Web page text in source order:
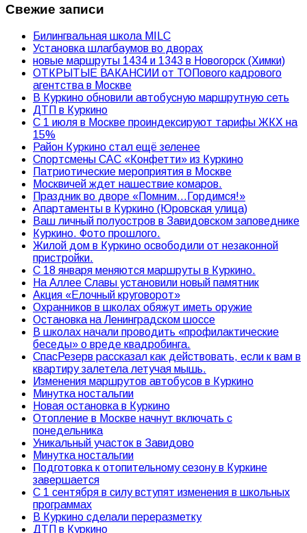
Свежие записи
Билингвальная школа MILC
Установка шлагбаумов во дворах
новые маршруты 1434 и 1343 в Новогорск (Химки)
ОТКРЫТЫЕ ВАКАНСИИ от ТОПового кадрового
агентства в Москве
В Куркино обновили автобусную маршрутную сеть
ДТП в Куркино
С 1 июля в Москве проиндексируют тарифы ЖКХ на
15%
Район Куркино стал ещё зеленее
Спортсмены САС «Конфетти» из Куркино
Патриотические мероприятия в Москве
Москвичей ждет нашествие комаров.
Праздник во дворе «Помним…Гордимся!»
Апартаменты в Куркино (Юровская улица)
Ваш личный полуостров в Завидовском заповеднике
Куркино. Фото прошлого.
Жилой дом в Куркино освободили от незаконной
пристройки.
С 18 января меняются маршруты в Куркино.
На Аллее Славы установили новый памятник
Акция «Елочный круговорот»
Охранников в школах обяжут иметь оружие
Остановка на Ленинградском шоссе
В школах начали проводить «профилактические
беседы» о вреде квадробинга.
СпасРезерв рассказал как действовать, если к вам в
квартиру залетела летучая мышь.
Изменения маршрутов автобусов в Куркино
Минутка ностальгии
Новая остановка в Куркино
Отопление в Москве начнут включать с
понедельника
Уникальный участок в Завидово
Минутка ностальгии
Подготовка к отопительному сезону в Куркине
завершается
С 1 сентября в силу вступят изменения в школьных
программах
В Куркино сделали переразметку
ДТП в Куркино